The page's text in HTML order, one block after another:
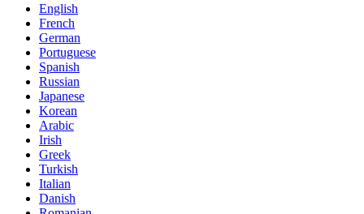
English
French
German
Portuguese
Spanish
Russian
Japanese
Korean
Arabic
Irish
Greek
Turkish
Italian
Danish